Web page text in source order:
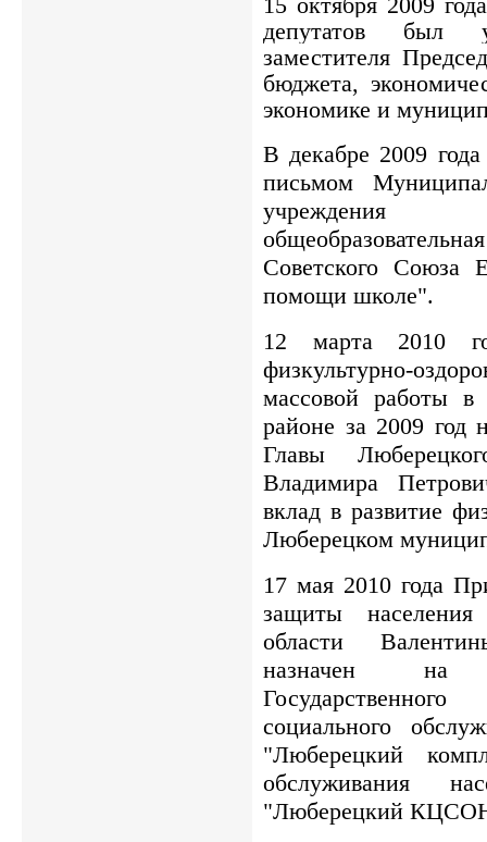
депутатов был
заместителя
бюджета,
экономике и
В декабре 2009
письмом
учреждения
Советского Союза
помощи школе".
12 марта 2010
физкультурно-
массовой работы
районе за 2009 год
Главы
Владимира
вклад в развитие
Люберецком
17 мая 2010 года
защиты населения
области
назначен на
социального
"Люберецкий
обслуживания
"Люберецкий